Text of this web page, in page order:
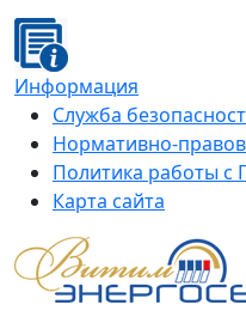
Информация
Служба
Нормативно-
Политика работы с
Карта сайта